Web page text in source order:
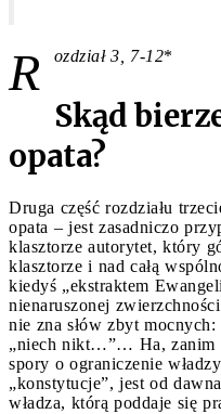
R ozdział 3, 7-12*
Skąd
opata?
Druga część rozdziału
opata – jest zasadniczo
klasztorze autorytet, który
klasztorze i nad całą
kiedyś „ekstraktem
nienaruszonej
nie zna słów zbyt
„niech nikt…”… Ha, zanim
spory o ograniczenie
„konstytucje”, jest od
władza, którą poddaje się